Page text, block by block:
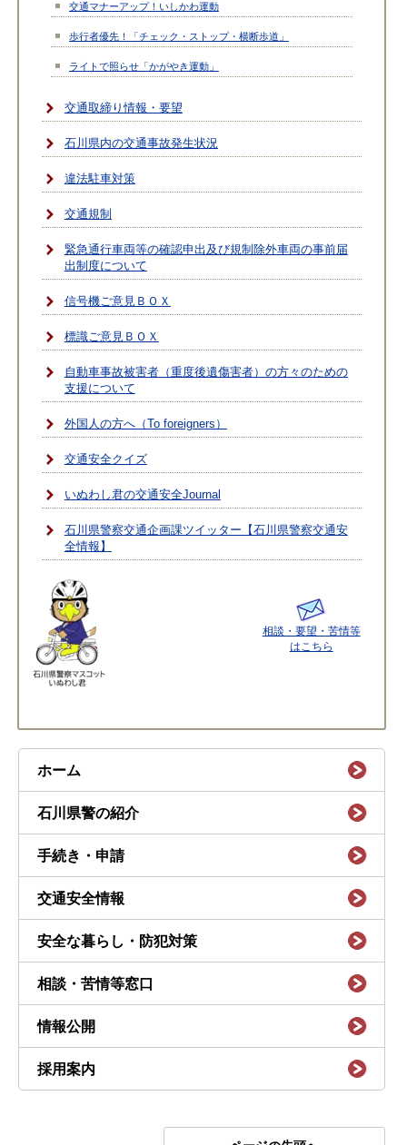
交通マナーアップ！いしかわ運動
歩行者優先！「チェック・ストップ・横断歩道」
ライトで照らせ「かがやき運動」
交通取締り情報・要望
石川県内の交通事故発生状況
違法駐車対策
交通規制
緊急通行車両等の確認申出及び規制除外車両の事前届
出制度について
信号機ご意見ＢＯＸ
標識ご意見ＢＯＸ
自動車事故被害者（重度後遺傷害者）の方々のための
支援について
外国人の方へ（To foreigners）
交通安全クイズ
いぬわし君の交通安全Journal
石川県警察交通企画課ツイッター【石川県警察交通安
全情報】
相談・要望・苦情等
はこちら
ホーム
石川県警の紹介
手続き・申請
交通安全情報
安全な暮らし・防犯対策
相談・苦情等窓口
情報公開
採用案内